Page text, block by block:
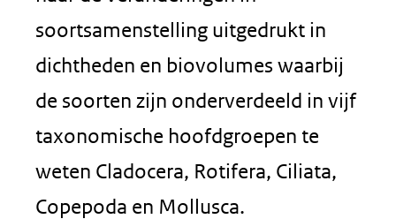
soortsamenstelling uitgedrukt in
dichtheden en biovolumes waarbij
de soorten zijn onderverdeeld in vijf
taxonomische hoofdgroepen te
weten Cladocera, Rotifera, Ciliata,
Copepoda en Mollusca.